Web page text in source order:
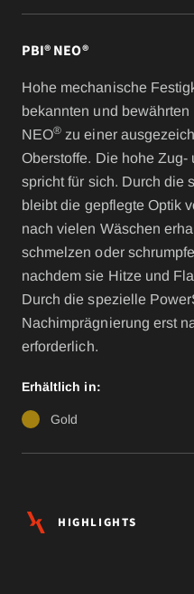
PBI® NEO®
Hohe mechanische
bekannten und bewährten
NEO® zu einer
Oberstoffe. Die hohe
spricht für sich. Durch die
bleibt die gepflegte Optik
nach vielen Wäschen
schmelzen oder
nachdem sie Hitze und
Durch die spezielle
Nachimprägnierung erst
erforderlich.
Erhältlich in:
Gold
HIGHLIGHTS